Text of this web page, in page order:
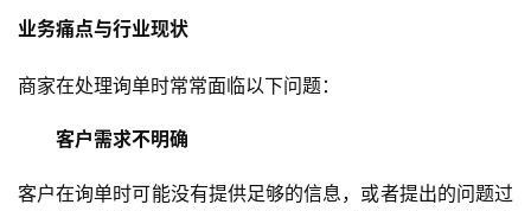
业务痛点与行业现状
商家在处理询单时常常面临以下问题：
客户需求不明确
客户在询单时可能没有提供足够的信息，或者提出的问题过